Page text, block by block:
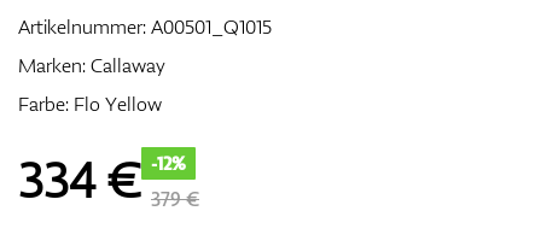
Artikelnummer:A00501_Q1015
Marken:Callaway
Farbe: Flo Yellow
334€ -12%
379 €